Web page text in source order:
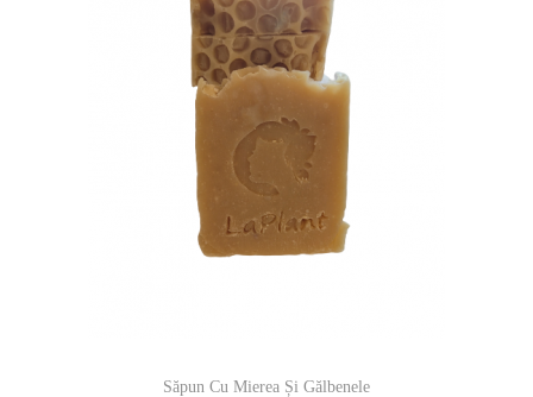
Săpun Cu Mierea Și Gălbenele